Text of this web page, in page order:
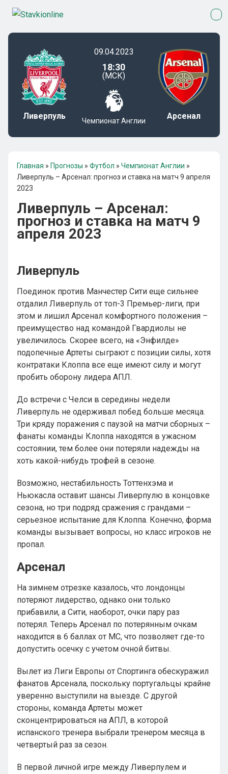
Ливерпуль
09.04.2023
18:30
(МСК)
Чемпионат Англии Арсенал
Главная » Прогнозы » Футбол » Чемпионат Англии »
Ливерпуль – Арсенал: прогноз и ставка на матч 9 апреля
2023
Ливерпуль – Арсенал:
прогноз и ставка на матч 9
апреля 2023
Ливерпуль
Поединок против Манчестер Сити еще сильнее
отдалил Ливерпуль от топ-3 Премьер-лиги, при
этом и лишил Арсенал комфортного положения –
преимущество над командой Гвардиолы не
увеличилось. Скорее всего, на «Энфилде»
подопечные Артеты сыграют с позиции силы, хотя
контратаки Клоппа все еще имеют силу и могут
пробить оборону лидера АПЛ.
До встречи с Челси в середины недели
Ливерпуль не одерживал побед больше месяца.
Три кряду поражения с паузой на матчи сборных –
фанаты команды Клоппа находятся в ужасном
состоянии, тем более они потеряли надежды на
хоть какой-нибудь трофей в сезоне.
Возможно, нестабильность Тоттенхэма и
Ньюкасла оставит шансы Ливерпулю в концовке
сезона, но три подряд сражения с грандами –
серьезное испытание для Клоппа. Конечно, форма
команды вызывает вопросы, но класс игроков не
пропал.
Арсенал
На зимнем отрезке казалось, что лондонцы
потеряют лидерство, однако они только
прибавили, а Сити, наоборот, очки пару раз
потерял. Теперь Арсенал по потерянным очкам
находится в 6 баллах от МС, что позволяет где-то
допустить осечку с учетом очной битвы.
Вылет из Лиги Европы от Спортинга обескуражил
фанатов Арсенала, поскольку португальцы крайне
уверенно выступили на выезде. С другой
стороны, команда Артеты может
сконцентрироваться на АПЛ, в которой
испанского тренера выбрали тренером месяца в
четвертый раз за сезон.
В первой личной игре между Ливерпулем и